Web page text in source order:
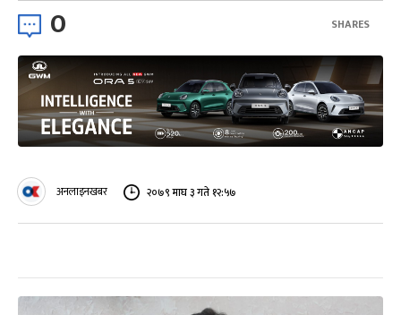
0 SHARES
अनलाइनखबर २०७९ माघ ३ गते १२:५७